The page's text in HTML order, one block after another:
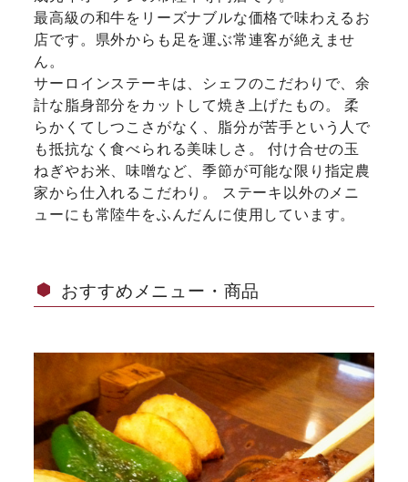
最高級の和牛をリーズナブルな価格で味わえるお
店です。県外からも足を運ぶ常連客が絶えませ
ん。
サーロインステーキは、シェフのこだわりで、余
計な脂身部分をカットして焼き上げたもの。 柔
らかくてしつこさがなく、脂分が苦手という人で
も抵抗なく食べられる美味しさ。 付け合せの玉
ねぎやお米、味噌など、季節が可能な限り指定農
家から仕入れるこだわり。 ステーキ以外のメニ
ューにも常陸牛をふんだんに使用しています。
おすすめメニュー・商品